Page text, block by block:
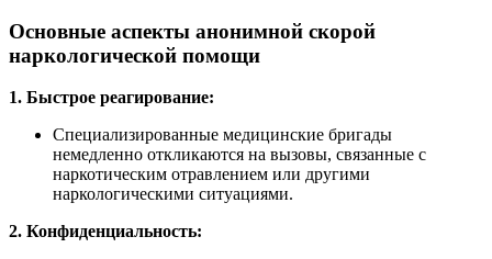
Основные аспекты анонимной скорой
наркологической помощи
1. Быстрое реагирование:
Специализированные медицинские бригады
немедленно откликаются на вызовы, связанные с
наркотическим отравлением или другими
наркологическими ситуациями.
2. Конфиденциальность: